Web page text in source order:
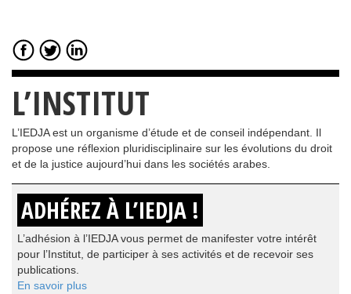
L’INSTITUT
L’IEDJA est un organisme d’étude et de conseil indépendant. Il
propose une réflexion pluridisciplinaire sur les évolutions du droit
et de la justice aujourd’hui dans les sociétés arabes.
ADHÉREZ À L’IEDJA !
L’adhésion à l’IEDJA vous permet de manifester votre intérêt
pour l’Institut, de participer à ses activités et de recevoir ses
publications.
En savoir plus